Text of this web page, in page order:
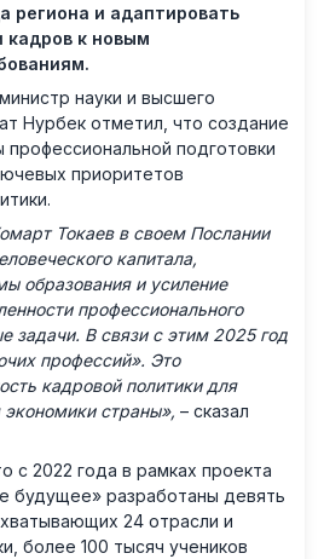
региона и адаптировать
кадров к новым
науки и высшего
Нурбек отметил, что создание
подготовки
приоритетов
Токаев в своем Послании
капитала,
образования и усиление
профессионального
задачи. В связи с этим 2025 год
профессий». Это
кадровой политики для
экономики страны», – сказал
с 2022 года в рамках проекта
будущее» разработаны девять
24 отрасли и
более 100 тысяч учеников